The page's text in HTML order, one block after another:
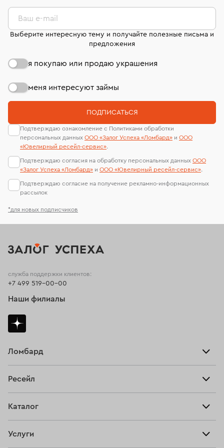
лабораторий
*для новых подписчиков
Ваш e-mail
Выберите интересную тему и получайте полезные письма и
предложения
я покупаю или продаю украшения
меня интересуют займы
ПОДПИСАТЬСЯ
Подтверждаю ознакомление с Политиками обработки
персональных данных ООО «Залог Успеха «Ломбард» и ООО
«Ювелирный ресейл-сервиc».
Подтверждаю согласия на обработку персональных данных ООО
«Залог Успеха «Ломбард» и ООО «Ювелирный ресейл-сервиc».
Подтверждаю согласие на получение рекламно-информационных
рассылок
Ломбард
Тарифы
Ресейл
Купить
Каталог
Услуги
служба поддержки клиентов:
+7 499 519-00-00
Наши филиалы